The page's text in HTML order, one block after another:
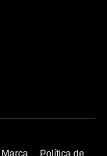
Política de